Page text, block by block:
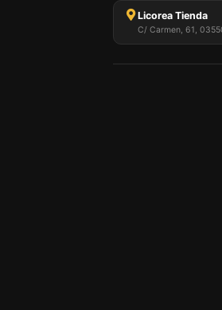
Licorea Tienda
C/ Carmen, 61,